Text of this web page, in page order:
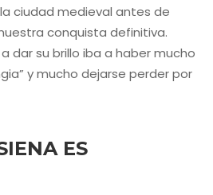
ciudad medieval antes de
conquista definitiva.
dar su brillo iba a haber mucho
y mucho dejarse perder por
ES